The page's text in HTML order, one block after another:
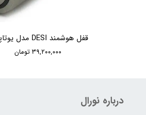
قفل هوشمند DESI مدل یوتاپیک
۳۹,۲۰۰,۰۰۰ تومان
درباره نورال